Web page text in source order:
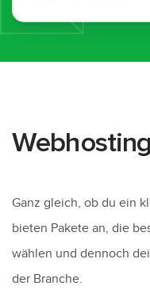
Ganz gleich, ob du ein
bieten Pakete an, die
wählen und dennoch
der Branche.